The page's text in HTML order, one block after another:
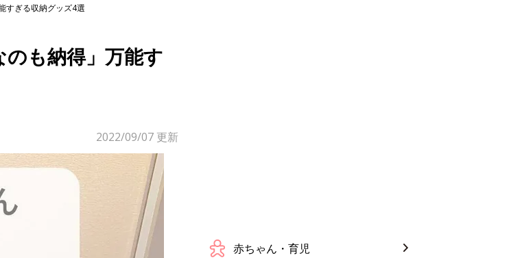
すぎる収納グッズ4選
も納得」万能す
2022/09/07 更新
赤ちゃん・育児